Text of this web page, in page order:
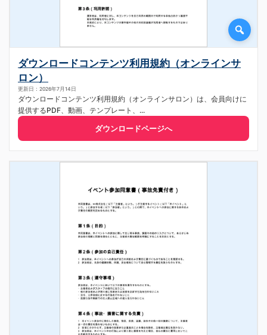
ダウンロードコンテンツ利用規約（オンラインサ
ロン）
更新日：2026年7月14日
ダウンロードコンテンツ利用規約（オンラインサロン）は、会員向けに
提供するPDF、動画、テンプレート、...
ダウンロードページへ